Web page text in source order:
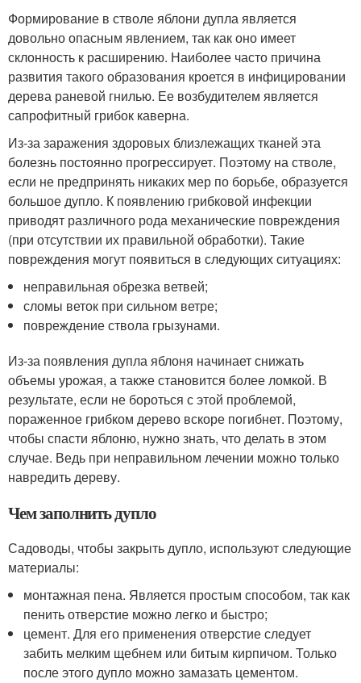
Формирование в стволе яблони дупла является
довольно опасным явлением, так как оно имеет
склонность к расширению. Наиболее часто причина
развития такого образования кроется в инфицировании
дерева раневой гнилью. Ее возбудителем является
сапрофитный грибок каверна.
Из-за заражения здоровых близлежащих тканей эта
болезнь постоянно прогрессирует. Поэтому на стволе,
если не предпринять никаких мер по борьбе, образуется
большое дупло. К появлению грибковой инфекции
приводят различного рода механические повреждения
(при отсутствии их правильной обработки). Такие
повреждения могут появиться в следующих ситуациях:
неправильная обрезка ветвей;
сломы веток при сильном ветре;
повреждение ствола грызунами.
Из-за появления дупла яблоня начинает снижать
объемы урожая, а также становится более ломкой. В
результате, если не бороться с этой проблемой,
пораженное грибком дерево вскоре погибнет. Поэтому,
чтобы спасти яблоню, нужно знать, что делать в этом
случае. Ведь при неправильном лечении можно только
навредить дереву.
Чем заполнить дупло
Садоводы, чтобы закрыть дупло, используют следующие
материалы:
монтажная пена. Является простым способом, так как
пенить отверстие можно легко и быстро;
цемент. Для его применения отверстие следует
забить мелким щебнем или битым кирпичом. Только
после этого дупло можно замазать цементом.